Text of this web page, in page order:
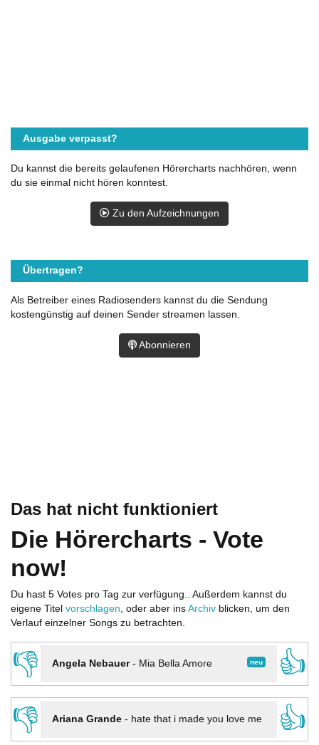
Das hat nicht funktioniert
Die Hörercharts - Vote
now!
Du hast 5 Votes pro Tag zur verfügung.. Außerdem kannst du
eigene Titel vorschlagen, oder aber ins Archiv blicken, um den
Verlauf einzelner Songs zu betrachten.
👎 neu
Angela Nebauer- Mia Bella Amore
👍
👎
Ariana Grande- hate that i made you love me
👍
Ausgabe verpasst?
Du kannst die bereits gelaufenen Hörercharts nachhören, wenn
du sie einmal nicht hören konntest.
Zu den Aufzeichnungen
Übertragen?
Als Betreiber eines Radiosenders kannst du die Sendung
kostengünstig auf deinen Sender streamen lassen.
Abonnieren